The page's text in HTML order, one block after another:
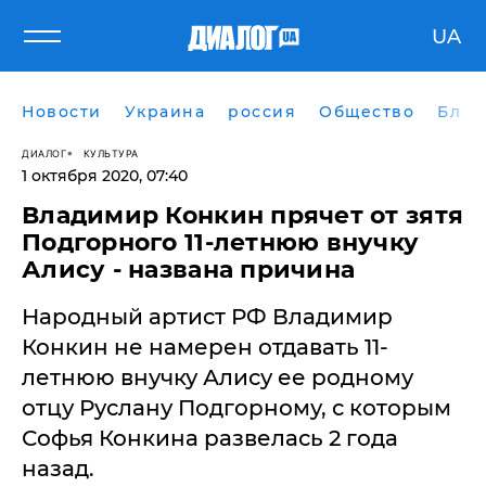
UA
Новости Украина россия Общество
ДИАЛОГ КУЛЬТУРА
1 октября 2020, 07:40
Владимир Конкин прячет от зятя
Подгорного 11-летнюю внучку
Алису - названа причина
Народный артист РФ Владимир
Конкин не намерен отдавать 11-
летнюю внучку Алису ее родному
отцу Руслану Подгорному, с которым
Софья Конкина развелась 2 года
назад.